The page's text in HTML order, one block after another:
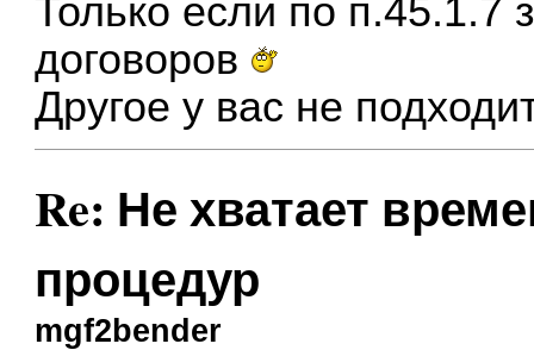
Только если по п.45.1.7
договоров
Другое у вас не
Re: Не хватает
процедур
mgf2bender